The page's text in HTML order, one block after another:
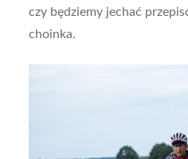
czy będziemy jechać
choinka.